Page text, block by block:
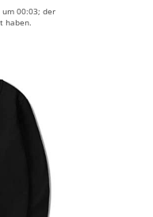
00:03; der
haben.